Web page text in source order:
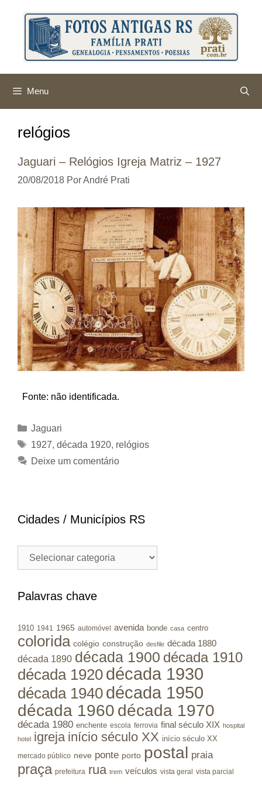
conteúdo
Menu
relógios
Jaguari – Relógios Igreja Matriz – 1927
20/08/2018 PorAndré Prati
Fonte: não identificada.
Categorias
Jaguari
Tags
1927, década 1920, relógios
Deixe um comentário
Cidades / Municípios RS
Cidades
Municípios
Palavras chave
1910 1941 1965 automóvel avenida bonde casa centro
colorida colégio construção desfile década 1880
década 1890 década 1900 década 1910
década 1920 década 1930
década 1940 década 1950
década 1960 década 1970
década 1980 enchente escola ferrovia final século XIX hospital
hotel igreja início século XX início século XX
mercado público neve ponte porto postal praia
praça prefeitura rua trem veículos vista geral vista parcial